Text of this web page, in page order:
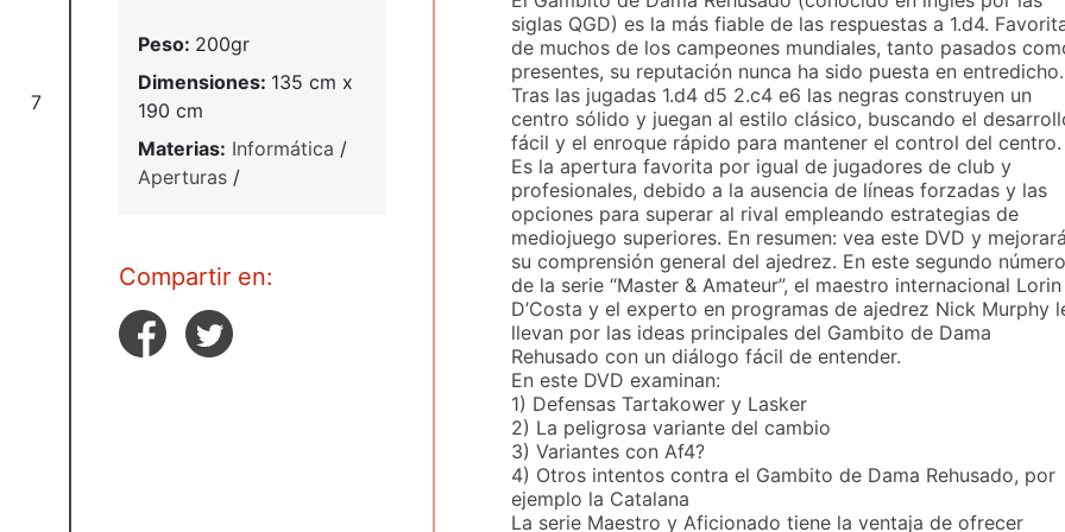
7
Peso: 200gr
Dimensiones: 135 cm x
190 cm
Materias: Informática /
Aperturas /
Compartir en:
siglas QGD) es la más fiable de las respuestas a 1.d4.
de muchos de los campeones mundiales, tanto pasados
presentes, su reputación nunca ha sido puesta en entredicho.
Tras las jugadas 1.d4 d5 2.c4 e6 las negras construyen un
centro sólido y juegan al estilo clásico, buscando el
fácil y el enroque rápido para mantener el control del centro.
Es la apertura favorita por igual de jugadores de club y
profesionales, debido a la ausencia de líneas forzadas y las
opciones para superar al rival empleando estrategias de
mediojuego superiores. En resumen: vea este DVD y mejorará
su comprensión general del ajedrez. En este segundo número
de la serie “Master & Amateur”, el maestro internacional Lorin
D’Costa y el experto en programas de ajedrez Nick Murphy
llevan por las ideas principales del Gambito de Dama
Rehusado con un diálogo fácil de entender.
En este DVD examinan:
1) Defensas Tartakower y Lasker
2) La peligrosa variante del cambio
3) Variantes con Af4?
4) Otros intentos contra el Gambito de Dama Rehusado, por
ejemplo la Catalana
La serie Maestro y Aficionado tiene la ventaja de ofrecer